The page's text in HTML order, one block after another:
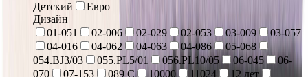
Детский
Евро
Дизайн
01-051
02-006 02-029 02-053 03-009
03-057
04-016
04-062 04-063 04-086
05-068
054.BJ3/03
055.PL5/01 056.PL10/05 06-045
06-
070
07-153 089 С 10000 11024
12 лет